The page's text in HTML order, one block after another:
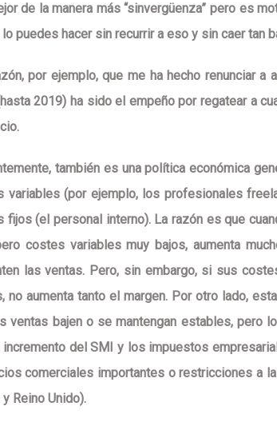
de la manera más “sinvergüenza” pero es
puedes hacer sin recurrir a eso y sin caer tan
por ejemplo, que me ha hecho renunciar
2019) ha sidoel empeño por regatear a
.
también es una política económica
variables (por ejemplo, los profesionales
fijos (el personal interno). La razón es que
costes variables muy bajos, aumenta
las ventas. Pero, sin embargo,si sus
no aumenta tanto el margen. Por otro lado,
ventas bajen o se mantengan estables, pero
incremento del SMI y los impuestos
comerciales importantes o restricciones a
y Reino Unido).